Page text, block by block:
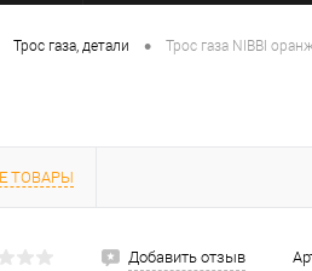
Трос газа, детали • Трос газа NIBBI
ТОВАРЫ
Добавить отзыв